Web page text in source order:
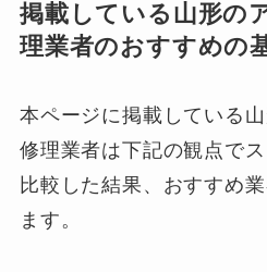
掲載している山形の
理業者のおすすめの
本ページに掲載している
修理業者は下記の観点で
比較した結果、おすすめ
ます。